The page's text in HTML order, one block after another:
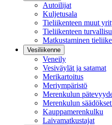
Autoilijat
Kuljetusala
Tieliikenteen muut
Tieliikenteen
Matkustaminen
Vesiliikenne
Veneily
Vesiväylät ja satamat
Merikartoitus
Meriympäristö
Merenkulun
Merenkulun
Kauppamerenkulku
Laivamatkustajat